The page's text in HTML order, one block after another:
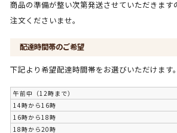
商品の準備が整い次第発送させていただきます
注文くださいませ。
配達時間帯のご希望
下記より希望配達時間帯をお選びいただけます。
午前中（12時まで）
14時から16時
16時から18時
18時から20時